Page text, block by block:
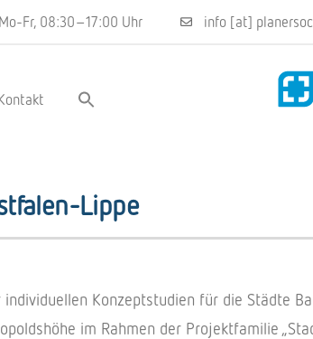
Mo-Fr, 08:30–17:00 Uhr info [at]
Lippe
Konzept­stu­dien für die Städte
im Rahmen der Projekt­fa­mi­lie